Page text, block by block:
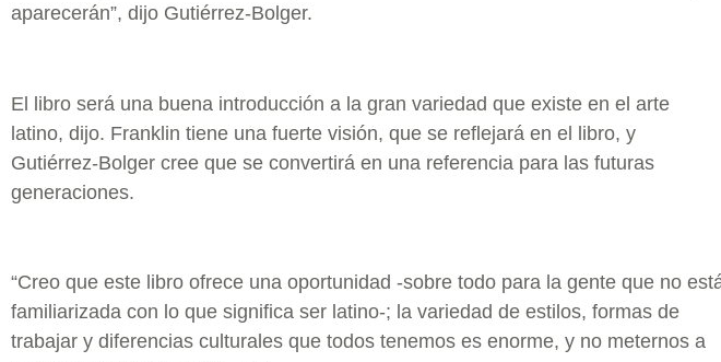
aparecerán”, dijo Gutiérrez-Bolger.
El libro será una buena introducción a la gran variedad que existe en el arte
latino, dijo. Franklin tiene una fuerte visión, que se reflejará en el libro, y
Gutiérrez-Bolger cree que se convertirá en una referencia para las futuras
generaciones.
“Creo que este libro ofrece una oportunidad -sobre todo para la gente que no
familiarizada con lo que significa ser latino-; la variedad de estilos, formas de
trabajar y diferencias culturales que todos tenemos es enorme, y no meternos a